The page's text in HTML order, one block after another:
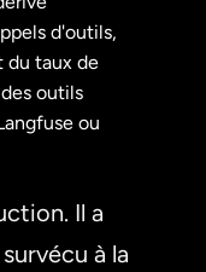
d'outils,
du taux de
outils
ou
Il a
à la